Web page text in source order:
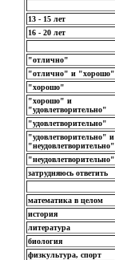
13 - 15 лет
16 - 20 лет
"отлично"
"отлично" и "хорошо"
"хорошо"
"хорошо" и
"удовлетворительно"
"удовлетворительно"
"удовлетворительно" и
"неудовлетворительно"
"неудовлетворительно"
затрудняюсь ответить
математика в целом
история
литература
биология
физкультура, спорт